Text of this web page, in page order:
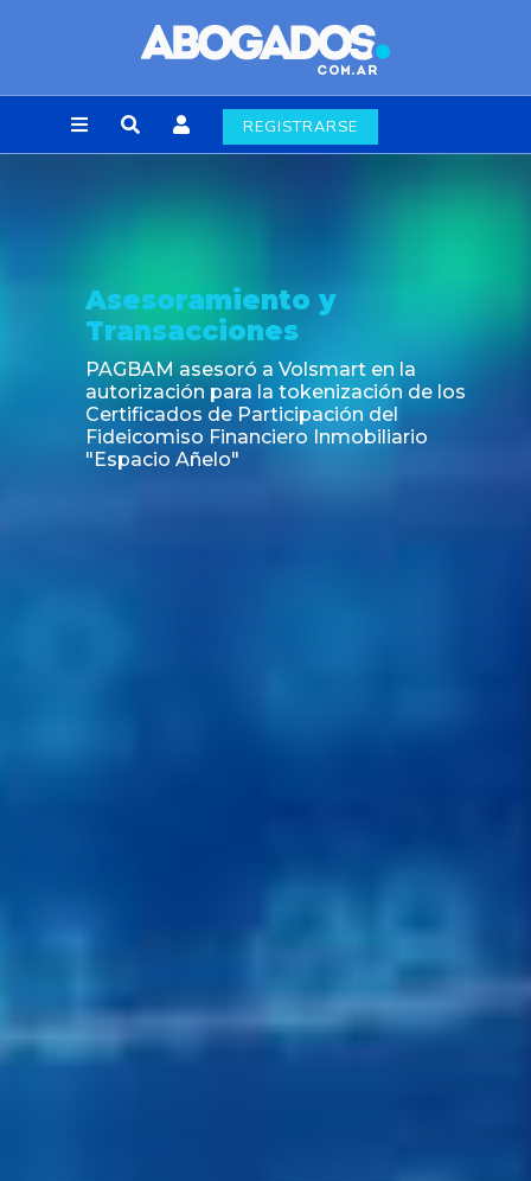
REGISTRARSE
Asesoramiento y
Transacciones
PAGBAM asesoró a Volsmart en la
autorización para la tokenización de los
Certificados de Participación del
Fideicomiso Financiero Inmobiliario
"Espacio Añelo"